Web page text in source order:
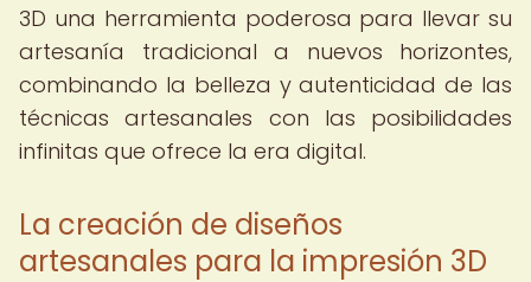
3D una herramienta poderosa para llevar su
artesanía tradicional a nuevos horizontes,
combinando la belleza y autenticidad de las
técnicas artesanales con las posibilidades
infinitas que ofrece la era digital.
La creación de diseños
artesanales para la impresión 3D